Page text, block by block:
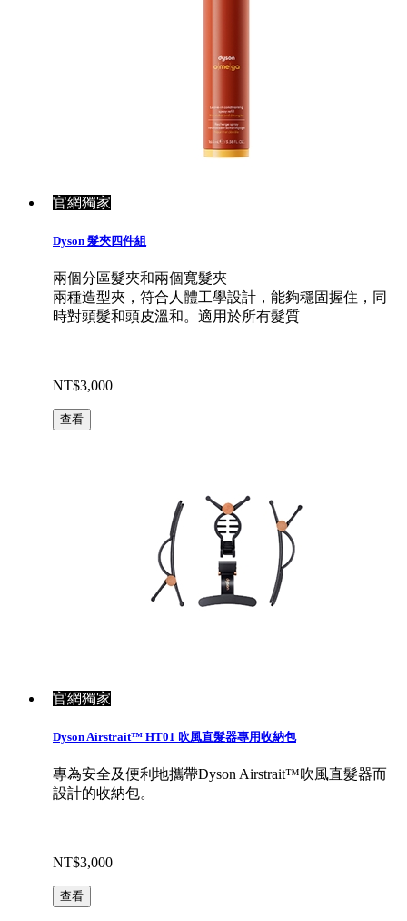
官網獨家
Dyson 髮夾四件組
兩個分區髮夾和兩個寬髮夾
兩種造型夾，符合人體工學設計，能夠穩固握住，同
時對頭髮和頭皮溫和。適用於所有髮質
NT$3,000
查看
官網獨家
Dyson Airstrait™ HT01 吹風直髮器專用收納包
專為安全及便利地攜帶Dyson Airstrait™吹風直髮器而
設計的收納包。
NT$3,000
查看